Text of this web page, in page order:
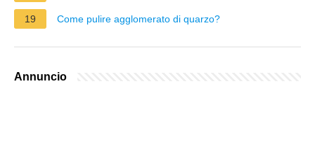
19 Come pulire agglomerato di quarzo?
Annuncio